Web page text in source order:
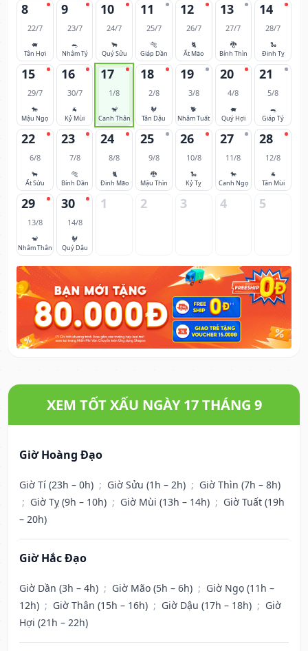
8
22/7
🐖
Tân Hợi
9
23/7
🐀
Nhâm Tý
10
24/7
🐂
Quý Sửu
11
25/7
🐅
Giáp Dần
12
26/7
🐈
Ất Mão
13
27/7
🐉
Bính Thìn
14
28/7
🐍
Đinh Tỵ
15
29/7
🐎
Mậu Ngọ
16
30/7
🐐
Kỷ Mùi
17
1/8
🐒
Canh Thân
18
2/8
🐓
Tân Dậu
19
3/8
🐕
Nhâm Tuất
20
4/8
🐖
Quý Hợi
21
5/8
🐀
Giáp Tý
22
6/8
🐂
Ất Sửu
23
7/8
🐅
Bính Dần
24
8/8
🐈
Đinh Mão
25
9/8
🐉
Mậu Thìn
26
10/8
🐍
Kỷ Tỵ
27
11/8
🐎
Canh Ngọ
28
12/8
🐐
Tân Mùi
29
13/8
🐒
Nhâm Thân
30
14/8
🐓
Quý Dậu
1 2 3 4 5
XEM TỐT XẤU NGÀY 17 THÁNG 9
Giờ Hoàng Đạo
Giờ Tí (23h – 0h) ; Giờ Sửu (1h – 2h) ; Giờ Thìn (7h – 8h)
; Giờ Tỵ (9h – 10h) ; Giờ Mùi (13h – 14h) ; Giờ Tuất (19h
– 20h)
Giờ Hắc Đạo
Giờ Dần (3h – 4h) ; Giờ Mão (5h – 6h) ; Giờ Ngọ (11h –
12h) ; Giờ Thân (15h – 16h) ; Giờ Dậu (17h – 18h) ; Giờ
Hợi (21h – 22h)